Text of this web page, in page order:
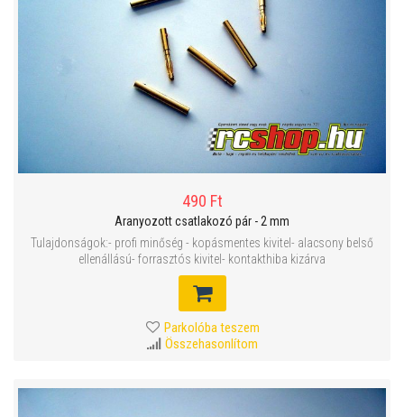
490 Ft
Aranyozott csatlakozó pár - 2 mm
Tulajdonságok:- profi minőség - kopásmentes kivitel- alacsony belső
ellenállású- forrasztós kivitel- kontakthiba kizárva
Parkolóba teszem
Összehasonlítom